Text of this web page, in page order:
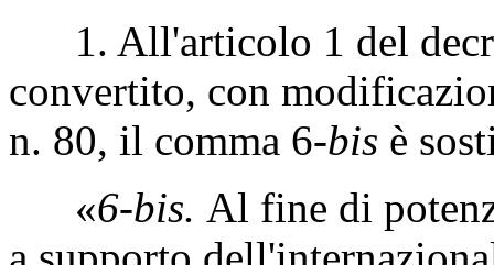
1. All'articolo 1 del
convertito, con
n. 80, il comma 6-bis è
«6-bis. Al fine di